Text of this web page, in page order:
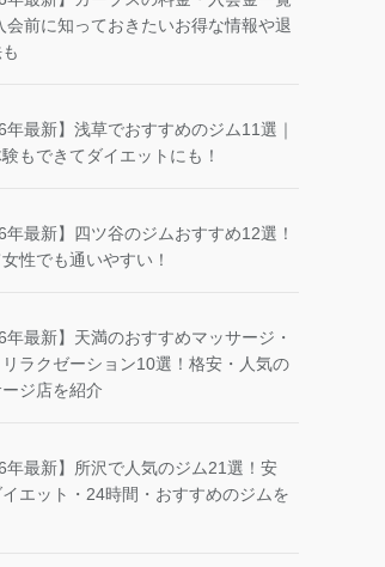
会前に知っておきたいお得な情報や退
年最新】浅草でおすすめのジム11選｜
もできてダイエットにも！
年最新】四ツ谷のジムおすすめ12選！
性でも通いやすい！
年最新】天満のおすすめマッサージ・
ラクゼーション10選！格安・人気の
ジ店を紹介
年最新】所沢で人気のジム21選！安
エット・24時間・おすすめのジムを